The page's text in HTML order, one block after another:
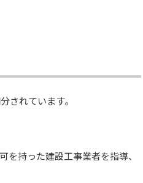
されています。
持った建設工事業者を指導、